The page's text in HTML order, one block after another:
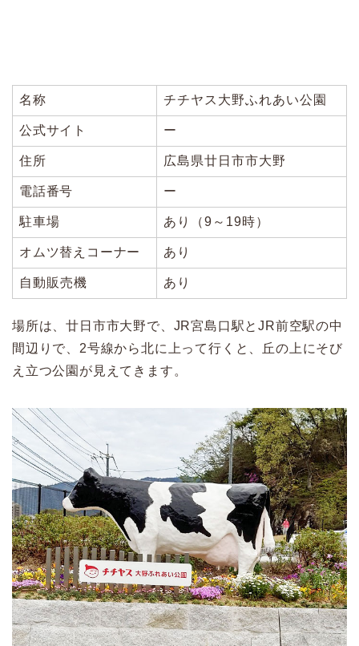
名称 チチヤス大野ふれあい公園
公式サイト ー
住所 広島県廿日市市大野
電話番号 ー
駐車場 あり（9～19時）
オムツ替えコーナー あり
自動販売機 あり
場所は、廿日市市大野で、JR宮島口駅とJR前空駅の中
間辺りで、2号線から北に上って行くと、丘の上にそび
え立つ公園が見えてきます。